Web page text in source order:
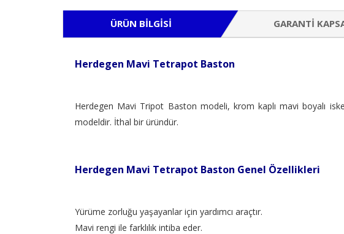
ÜRÜN BILGISI GARANTI
Herdegen Mavi Tetrapot Baston
Herdegen Mavi Tripot Baston modeli, krom kaplı mavi boyalı
modeldir. İthal bir üründür.
Herdegen Mavi Tetrapot Baston Genel Özellikleri
Yürüme zorluğu yaşayanlar için yardımcı araçtır.
Mavi rengi ile farklılık intiba eder.